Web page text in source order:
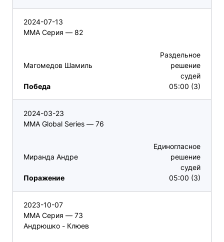
2024-07-13
ММА Серия — 82
Магомедов Шамиль
Победа
Раздельное
решение
судей
05:00 (3)
2024-03-23
MMA Global Series — 76
Миранда Андре
Поражение
Единогласное
решение
судей
05:00 (3)
2023-10-07
ММА Серия — 73
Андрюшко - Клюев